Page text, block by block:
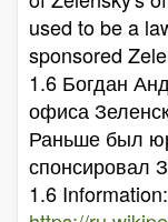
used to be a
sponsored
1.6 Богдан
офиса
Раньше был
спонсировал
1.6 Information: